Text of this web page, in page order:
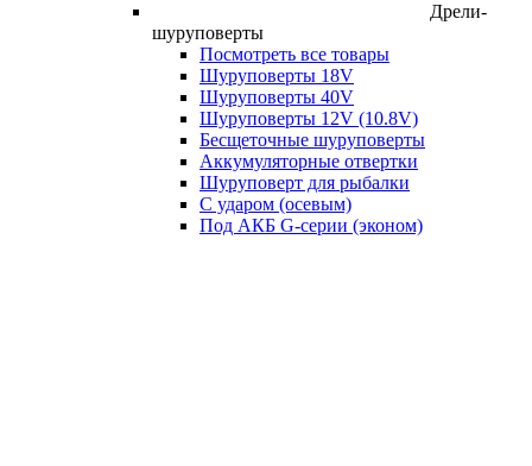
Дрели-
шуруповерты
Посмотреть все товары
Шуруповерты 18V
Шуруповерты 40V
Шуруповерты 12V (10.8V)
Бесщеточные шуруповерты
Аккумуляторные отвертки
Шуруповерт для рыбалки
С ударом (осевым)
Под АКБ G-серии (эконом)